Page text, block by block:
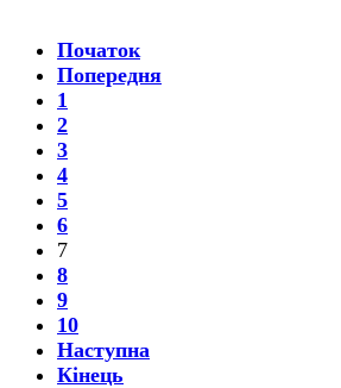
Початок
Попередня
1
2
3
4
5
6
7
8
9
10
Наступна
Кінець